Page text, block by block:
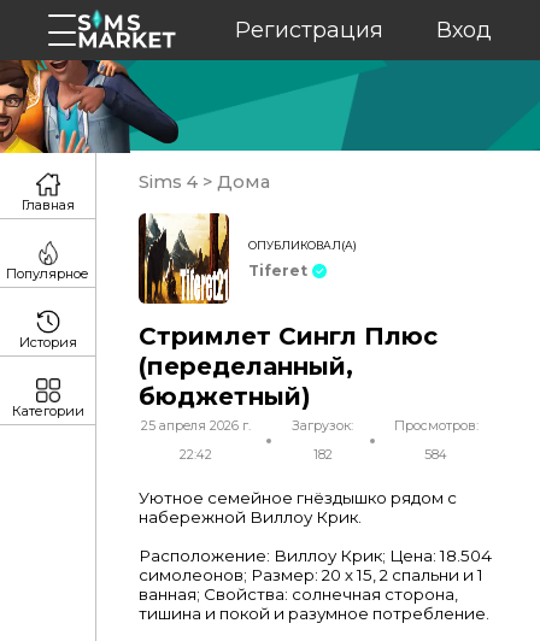
Регистрация Вход
Sims 4 > Дома
ОПУБЛИКОВАЛ(А)
Tiferet
Стримлет Сингл Плюс
(переделанный,
бюджетный)
25 апреля 2026 г.
22:42
Загрузок:
182
Просмотров:
584
Уютное семейное гнёздышко рядом с
набережной Виллоу Крик.
Расположение: Виллоу Крик; Цена: 18.504
симолеонов; Размер: 20 х 15, 2 спальни и 1
ванная; Свойства: солнечная сторона,
тишина и покой и разумное потребление.
Главная
Популярное
История
Категории